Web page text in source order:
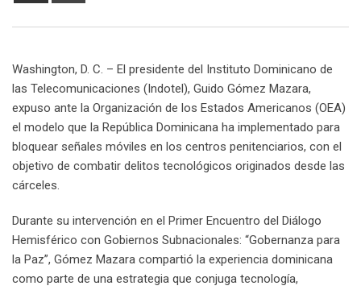
Washington, D. C. – El presidente del Instituto Dominicano de
las Telecomunicaciones (Indotel), Guido Gómez Mazara,
expuso ante la Organización de los Estados Americanos (OEA)
el modelo que la República Dominicana ha implementado para
bloquear señales móviles en los centros penitenciarios, con el
objetivo de combatir delitos tecnológicos originados desde las
cárceles.
Durante su intervención en el Primer Encuentro del Diálogo
Hemisférico con Gobiernos Subnacionales: “Gobernanza para
la Paz”, Gómez Mazara compartió la experiencia dominicana
como parte de una estrategia que conjuga tecnología,